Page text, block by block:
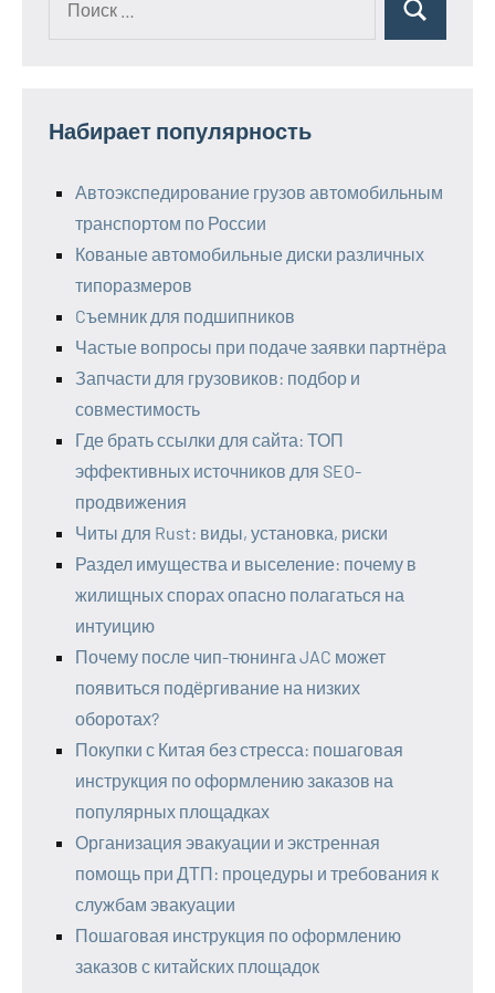
Поиск
Набирает популярность
Автоэкспедирование грузов автомобильным
транспортом по России
Кованые автомобильные диски различных
типоразмеров
Cъемник для подшипников
Частые вопросы при подаче заявки партнёра
Запчасти для грузовиков: подбор и
совместимость
Где брать ссылки для сайта: ТОП
эффективных источников для SEO-
продвижения
Читы для Rust: виды, установка, риски
Раздел имущества и выселение: почему в
жилищных спорах опасно полагаться на
интуицию
Почему после чип-тюнинга JAC может
появиться подёргивание на низких
оборотах?
Покупки с Китая без стресса: пошаговая
инструкция по оформлению заказов на
популярных площадках
Организация эвакуации и экстренная
помощь при ДТП: процедуры и требования к
службам эвакуации
Пошаговая инструкция по оформлению
заказов с китайских площадок